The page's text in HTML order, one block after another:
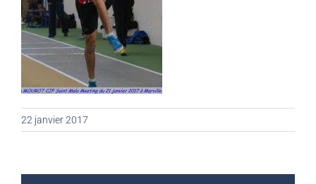
22 janvier 2017